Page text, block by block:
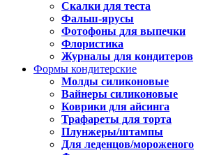
Скалки для теста
Фальш-ярусы
Фотофоны для выпечки
Флористика
Журналы для кондитеров
Формы кондитерские
Молды силиконовые
Вайнеры силиконовые
Коврики для айсинга
Трафареты для торта
Плунжеры/штампы
Для леденцов/мороженого